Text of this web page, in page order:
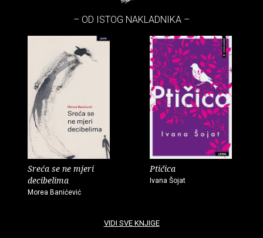
– OD ISTOG NAKLADNIKA –
Sreća se ne mjeri
decibelima
Morea Banićević
Ptičica
Ivana Šojat
VIDI SVE KNJIGE